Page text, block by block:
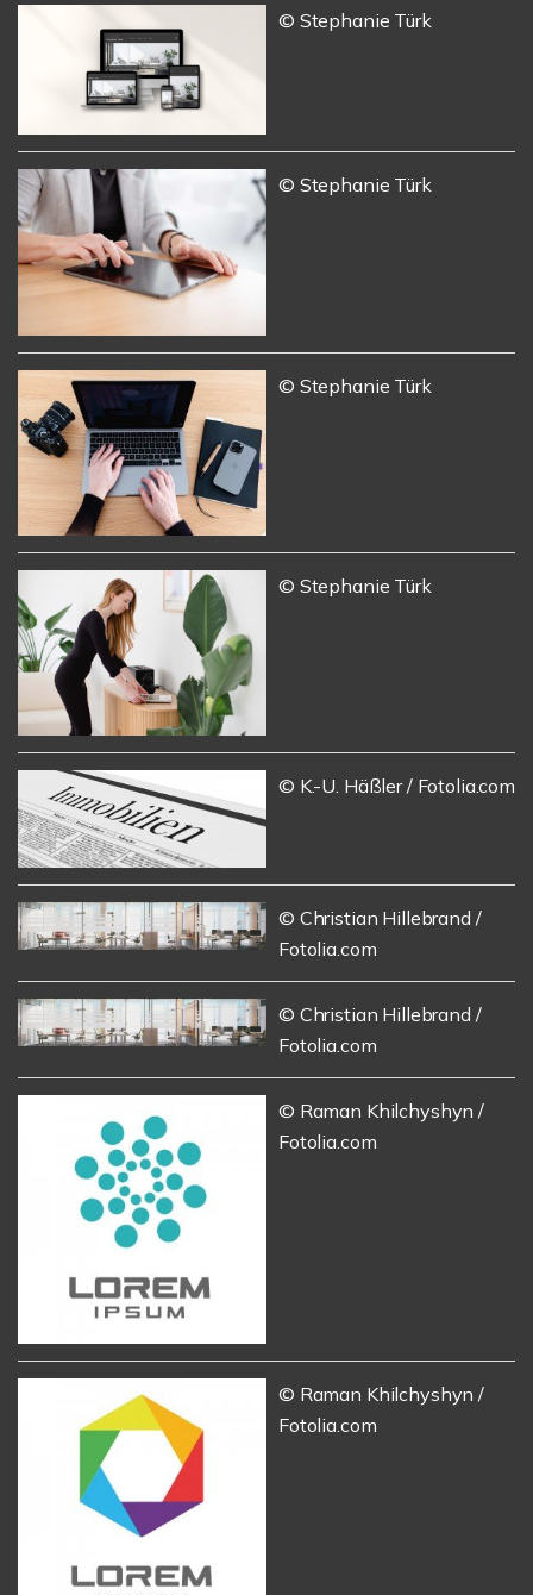
© Stephanie Türk
© Stephanie Türk
© Stephanie Türk
© Stephanie Türk
© K.-U. Häßler / Fotolia.com
© Christian Hillebrand /
Fotolia.com
© Christian Hillebrand /
Fotolia.com
© Raman Khilchyshyn /
Fotolia.com
© Raman Khilchyshyn /
Fotolia.com